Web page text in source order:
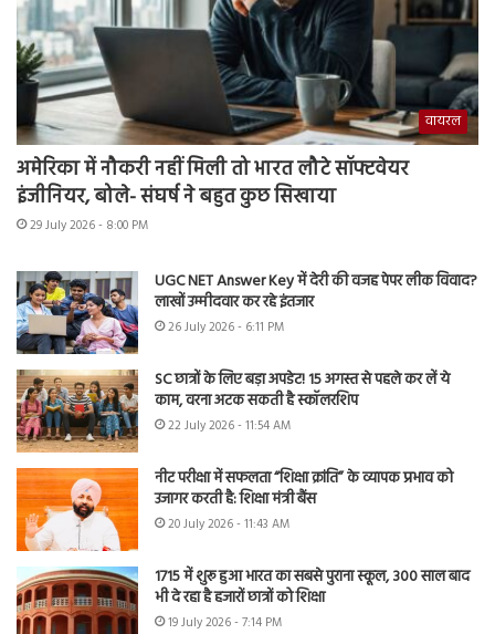
वायरल
अमेरिका में नौकरी नहीं मिली तो भारत लौटे सॉफ्टवेयर
इंजीनियर, बोले- संघर्ष ने बहुत कुछ सिखाया
29 July 2026 - 8:00 PM
UGC NET Answer Key में देरी की वजह पेपर लीक विवाद?
लाखों उम्मीदवार कर रहे इंतजार
26 July 2026 - 6:11 PM
SC छात्रों के लिए बड़ा अपडेट! 15 अगस्त से पहले कर लें ये
काम, वरना अटक सकती है स्कॉलरशिप
22 July 2026 - 11:54 AM
नीट परीक्षा में सफलता “शिक्षा क्रांति” के व्यापक प्रभाव को
उजागर करती है: शिक्षा मंत्री बैंस
20 July 2026 - 11:43 AM
1715 में शुरू हुआ भारत का सबसे पुराना स्कूल, 300 साल बाद
भी दे रहा है हजारों छात्रों को शिक्षा
19 July 2026 - 7:14 PM